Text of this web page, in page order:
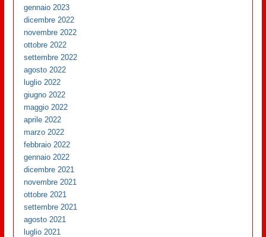
gennaio 2023
dicembre 2022
novembre 2022
ottobre 2022
settembre 2022
agosto 2022
luglio 2022
giugno 2022
maggio 2022
aprile 2022
marzo 2022
febbraio 2022
gennaio 2022
dicembre 2021
novembre 2021
ottobre 2021
settembre 2021
agosto 2021
luglio 2021